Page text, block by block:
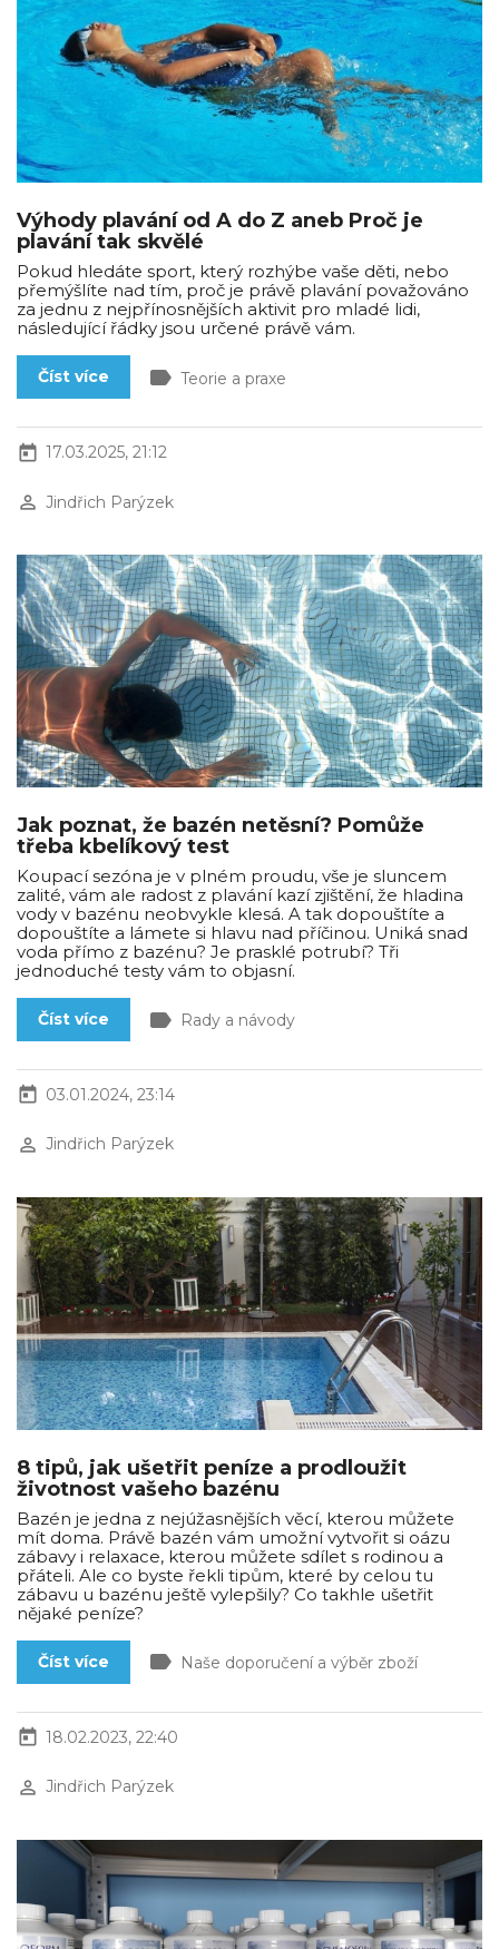
Výhody plavání od A do Z aneb Proč je
plavání tak skvělé
Pokud hledáte sport, který rozhýbe vaše děti, nebo
přemýšlíte nad tím, proč je právě plavání považováno
za jednu z nejpřínosnějších aktivit pro mladé lidi,
následující řádky jsou určené právě vám.
Číst více label Teorie a praxe
today 17.03.2025, 21:12
perm_identity Jindřich Parýzek
Jak poznat, že bazén netěsní? Pomůže
třeba kbelíkový test
Koupací sezóna je v plném proudu, vše je sluncem
zalité, vám ale radost z plavání kazí zjištění, že hladina
vody v bazénu neobvykle klesá. A tak dopouštíte a
dopouštíte a lámete si hlavu nad příčinou. Uniká snad
voda přímo z bazénu? Je prasklé potrubí? Tři
jednoduché testy vám to objasní.
Číst více label Rady a návody
today 03.01.2024, 23:14
perm_identity Jindřich Parýzek
8 tipů, jak ušetřit peníze a prodloužit
životnost vašeho bazénu
Bazén je jedna z nejúžasnějších věcí, kterou můžete
mít doma. Právě bazén vám umožní vytvořit si oázu
zábavy i relaxace, kterou můžete sdílet s rodinou a
přáteli. Ale co byste řekli tipům, které by celou tu
zábavu u bazénu ještě vylepšily? Co takhle ušetřit
nějaké peníze?
Číst více label Naše doporučení a výběr zboží
today 18.02.2023, 22:40
perm_identity Jindřich Parýzek